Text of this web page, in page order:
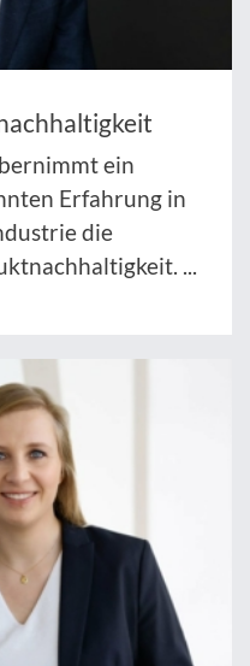
ein
Erfahrung in
die
...